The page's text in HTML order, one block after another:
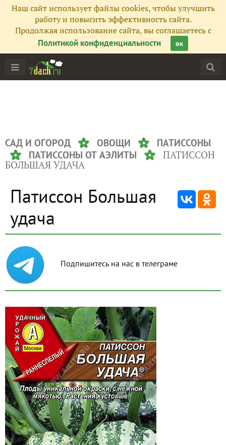
Наш сайт использует файлы cookies, чтобы улучшить
работу и повысить эффективность сайта.
Продолжая использование сайта, вы соглашаетесь с
Политикой конфиденциальности
ок
САД И ОГОРОД ОВОЩИ
ПАТИССОНЫ
ПАТИССОНЫ ОТ АЭЛИТЫ
ПАТИССОН
БОЛЬШАЯ УДАЧА
Патиссон Большая
удача
Подпишитесь на нас в телеграме